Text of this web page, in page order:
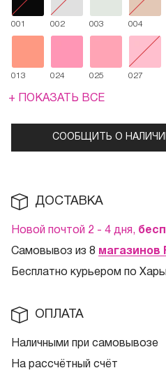
001 002 003 004
013 024 025 027
+ ПОКАЗАТЬ ВСЕ
СООБЩИТЬ О
ДОСТАВКА
Новой почтой 2 - 4 дня,
Самовывоз из 8 магазинов
Бесплатно курьером по
ОПЛАТА
Наличными при самовывозе
На рассчётный счёт